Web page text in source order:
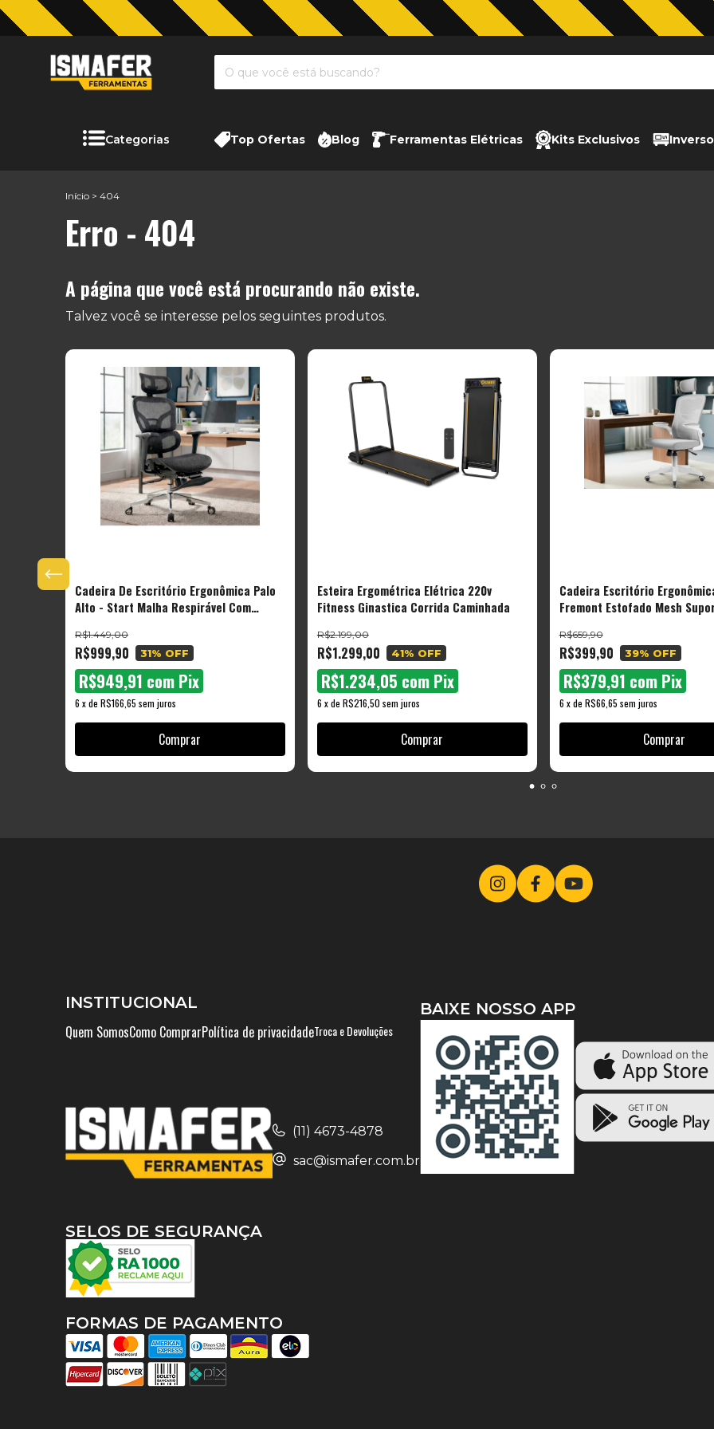
Jardinagem com The Black Tools
Categorias Top Ofertas Blog Ferramentas Elétricas Kits Exclusivos
Início > 404
Erro - 404
A página que você está procurando não existe.
Talvez você se interesse pelos seguintes produtos.
Cadeira De Escritório Ergonômica Palo
Alto - Start Malha Respirável Com
Pés Retrátil
R$999,90
R$1.449,00
31% OFF
6 xdeR$166,65 sem juros
R$949,91 com Pix
Esteira Ergométrica Elétrica 220v
Fitness Ginastica Corrida Caminhada
R$1.299,00
R$2.199,00
41% OFF
6 xde R$216,50 sem juros
R$1.234,05 com Pix
Cadeira Escritório
Fremont Estofado Mesh
Branco
R$399,90
R$659,90
39% OFF
6 xde R$66,65 sem juros
R$379,91 com Pix
INSTITUCIONAL
Quem SomosComo ComprarPolítica de privacidadeTroca e Devoluções
(11) 4673-4878
sac@ismafer.com.br
BAIXE NOSSO APP
SELOS DE SEGURANÇA
FORMAS DE PAGAMENTO